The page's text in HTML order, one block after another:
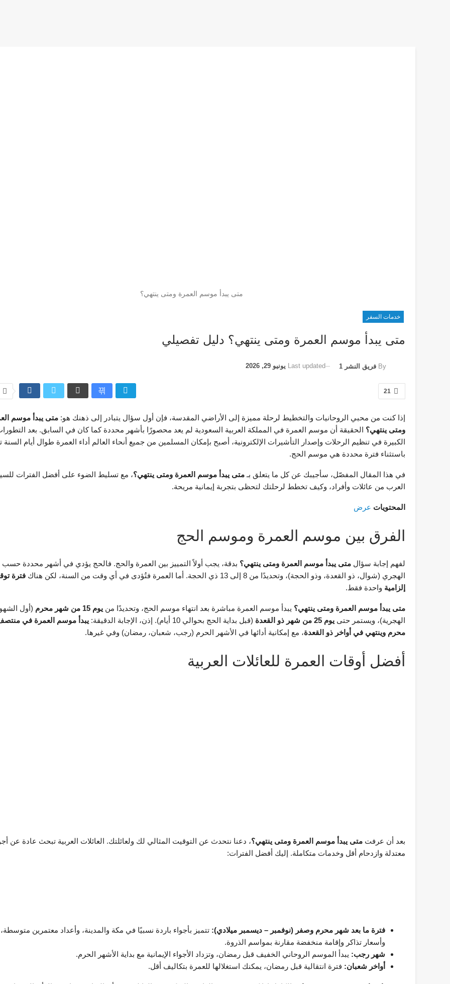
متى يبدأ موسم العمرة ومتى ينتهي؟
خدمات السفر
متى يبدأ موسم العمرة ومتى ينتهي؟ دليل تفصيلي
By فريق النشر 1 Last updated يونيو 29, 2026
21
إذا كنت من محبي الروحانيات والتخطيط لرحلة مميزة إلى الأراضي المقدسة، فإن أول سؤال يتبادر إلى ذهنك هو: متى يبدأ موسم
ومتى ينتهي؟ الحقيقة أن موسم العمرة في المملكة العربية السعودية لم يعد محصورًا بأشهر محددة كما كان في السابق. بعد
الكبيرة في تنظيم الرحلات وإصدار التأشيرات الإلكترونية، أصبح بإمكان المسلمين من جميع أنحاء العالم أداء العمرة طوال أيام السنة
باستثناء فترة محددة هي موسم الحج.
في هذا المقال المفصّل، سأجيبك عن كل ما يتعلق بـ متى يبدأ موسم العمرة ومتى ينتهي؟، مع تسليط الضوء على أفضل الفترات
العرب من عائلات وأفراد، وكيف تخطط لرحلتك لتحظى بتجربة إيمانية مريحة.
المحتويات عرض
الفرق بين موسم العمرة وموسم الحج
لفهم إجابة سؤال متى يبدأ موسم العمرة ومتى ينتهي؟ بدقة، يجب أولاً التمييز بين العمرة والحج. فالحج يؤدي في أشهر محددة حسب
الهجري (شوال، ذو القعدة، وذو الحجة)، وتحديدًا من 8 إلى 13 ذي الحجة. أما العمرة فتُؤدى في أي وقت من السنة، لكن هناك
فترة
إلزامية واحدة فقط.
متى يبدأ موسم العمرة ومتى ينتهي؟ يبدأ موسم العمرة مباشرة بعد انتهاء موسم الحج، وتحديدًا من يوم 15 من شهر محرم
(أول
الهجرية)، ويستمر حتى يوم 25 من شهر ذو القعدة (قبل بداية الحج بحوالي 10 أيام). إذن، الإجابة الدقيقة:
يبدأ موسم العمرة في
محرم وينتهي في أواخر ذو القعدة، مع إمكانية أدائها في الأشهر الحرم (رجب، شعبان، رمضان) وفي غيرها.
أفضل أوقات العمرة للعائلات العربية
بعد أن عرفت متى يبدأ موسم العمرة ومتى ينتهي؟، دعنا نتحدث عن التوقيت المثالي لك ولعائلتك. العائلات العربية تبحث عادة عن
معتدلة وازدحام أقل وخدمات متكاملة. إليك أفضل الفترات:
فترة ما بعد شهر محرم وصفر (نوفمبر – ديسمبر ميلادي): تتميز بأجواء باردة نسبيًا في مكة والمدينة، وأعداد معتمرين متوسطة،
وأسعار تذاكر وإقامة منخفضة مقارنة بمواسم الذروة.
شهر رجب: يبدأ الموسم الروحاني الخفيف قبل رمضان، وتزداد الأجواء الإيمانية مع بداية الأشهر الحرم.
أواخر شعبان: فترة انتقالية قبل رمضان، يمكنك استغلالها للعمرة بتكاليف أقل.